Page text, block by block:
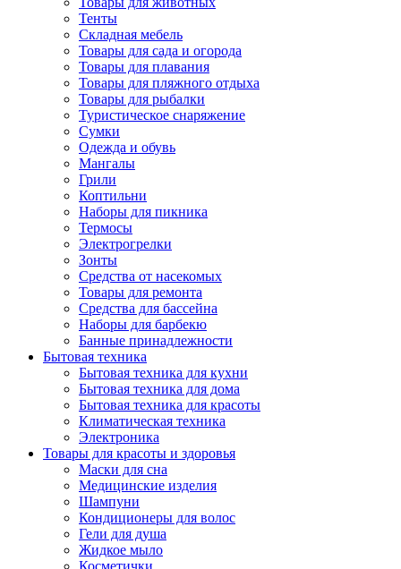
Тенты
Складная мебель
Товары для сада и огорода
Товары для плавания
Товары для пляжного отдыха
Товары для рыбалки
Туристическое снаряжение
Сумки
Одежда и обувь
Мангалы
Грили
Коптильни
Наборы для пикника
Термосы
Электрогрелки
Зонты
Средства от насекомых
Товары для ремонта
Средства для бассейна
Наборы для барбекю
Банные принадлежности
Бытовая техника
Бытовая техника для кухни
Бытовая техника для дома
Бытовая техника для красоты
Климатическая техника
Электроника
Товары для красоты и здоровья
Маски для сна
Медицинские изделия
Шампуни
Кондиционеры для волос
Гели для душа
Жидкое мыло
Косметички